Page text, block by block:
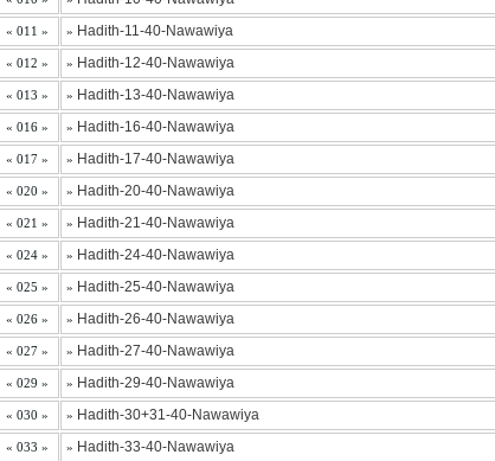
« 011 » » Hadith-11-40-Nawawiya
« 012 » » Hadith-12-40-Nawawiya
« 013 » » Hadith-13-40-Nawawiya
« 016 » » Hadith-16-40-Nawawiya
« 017 » » Hadith-17-40-Nawawiya
« 020 » » Hadith-20-40-Nawawiya
« 021 » » Hadith-21-40-Nawawiya
« 024 » » Hadith-24-40-Nawawiya
« 025 » » Hadith-25-40-Nawawiya
« 026 » » Hadith-26-40-Nawawiya
« 027 » » Hadith-27-40-Nawawiya
« 029 » » Hadith-29-40-Nawawiya
« 030 » » Hadith-30+31-40-Nawawiya
« 033 » » Hadith-33-40-Nawawiya